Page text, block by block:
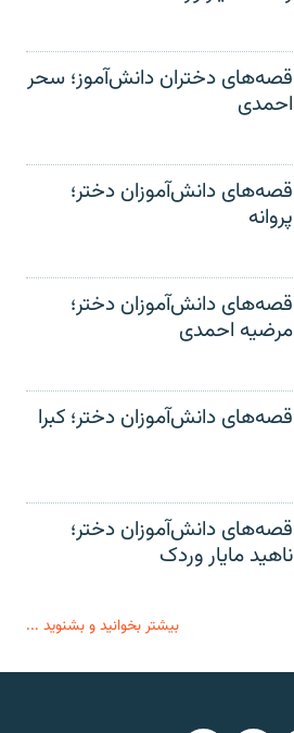
قصه‌های دختران دانش‌آموز؛ سحر
احمدی
قصه‌های دانش‌آموزان دختر؛
پروانه
قصه‌های دانش‌آموزان دختر؛
مرضیه احمدی
قصه‌های دانش‌آموزان دختر؛ کبرا
قصه‌های دانش‌آموزان دختر؛
ناهید مایار وردک
بیشتر بخوانید و بشنوید ...